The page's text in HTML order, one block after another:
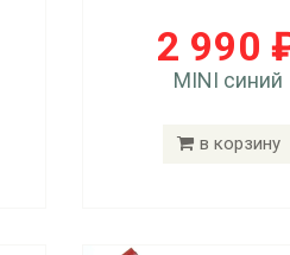
2 990
MINI синий
в корзину